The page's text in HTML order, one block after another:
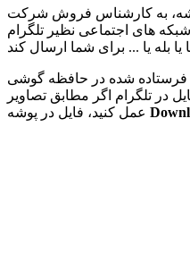
به کارشناس فروش شرکت
شبکه های اجتماعی نظیر تلگرام
فرستاده شده در حافظه گوشی
در تلگرام اگر مطابق تصاویر